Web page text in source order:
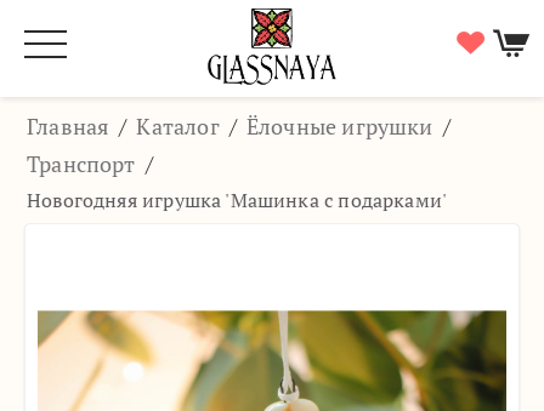
Главная / Каталог / Ёлочные игрушки /
Транспорт /
Новогодняя игрушка 'Машинка с подарками'